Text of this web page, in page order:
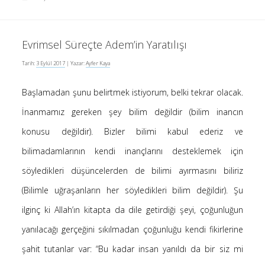
Evrimsel Süreçte Adem’in Yaratılışı
Tarih: 3 Eylül 2017 | Yazar:Ayfer Kaya
Başlamadan şunu belirtmek istiyorum, belki tekrar olacak.
İnanmamız gereken şey bilim değildir (bilim inancın
konusu değildir). Bizler bilimi kabul ederiz ve
bilimadamlarının kendi inançlarını desteklemek için
söyledikleri düşüncelerden de bilimi ayırmasını biliriz
(Bilimle uğraşanların her söyledikleri bilim değildir). Şu
ilginç ki Allah’ın kitapta da dile getirdiği şeyi, çoğunluğun
yanılacağı gerçeğini sıkılmadan çoğunluğu kendi fikirlerine
şahit tutanlar var: “Bu kadar insan yanıldı da bir siz mi